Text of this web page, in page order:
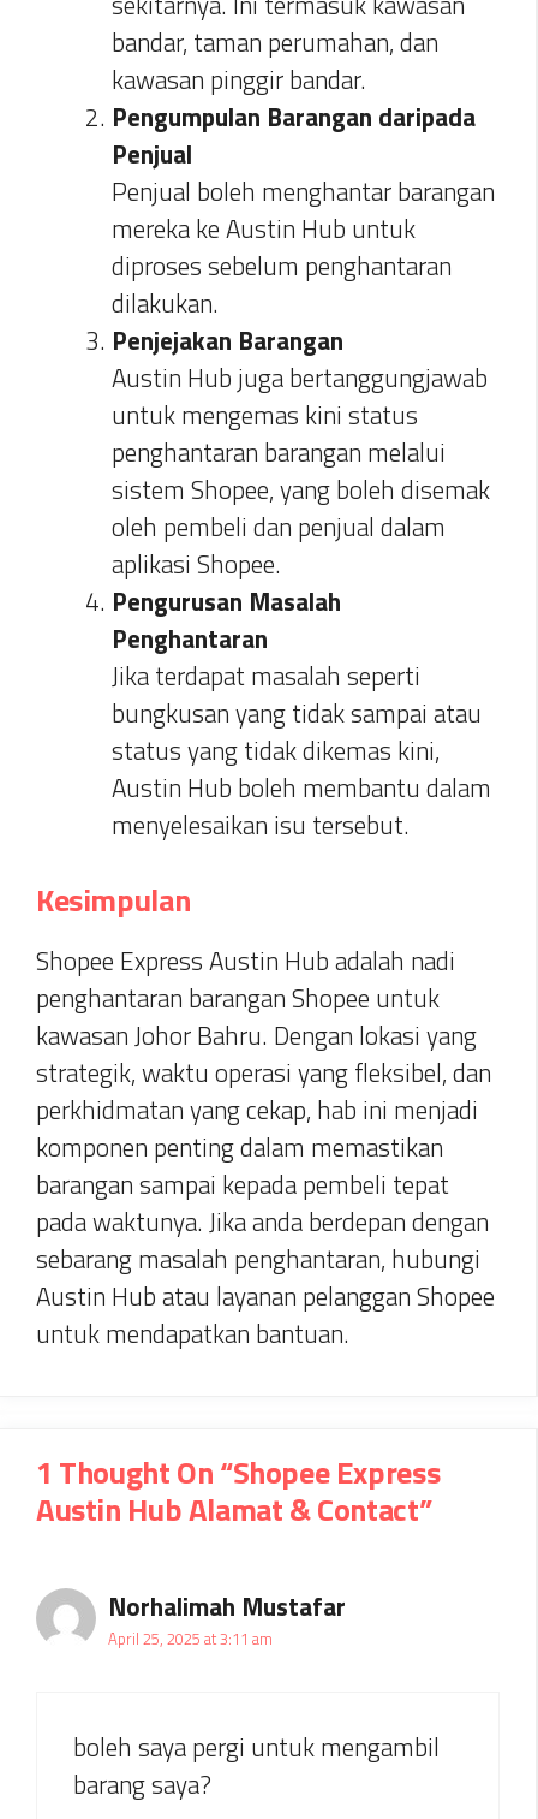
bandar, taman perumahan, dan
kawasan pinggir bandar.
Pengumpulan Barangan daripada
Penjual
Penjual boleh menghantar barangan
mereka ke Austin Hub untuk
diproses sebelum penghantaran
dilakukan.
Penjejakan Barangan
Austin Hub juga bertanggungjawab
untuk mengemas kini status
penghantaran barangan melalui
sistem Shopee, yang boleh disemak
oleh pembeli dan penjual dalam
aplikasi Shopee.
Pengurusan Masalah
Penghantaran
Jika terdapat masalah seperti
bungkusan yang tidak sampai atau
status yang tidak dikemas kini,
Austin Hub boleh membantu dalam
menyelesaikan isu tersebut.
Kesimpulan
Shopee Express Austin Hub adalah nadi
penghantaran barangan Shopee untuk
kawasan Johor Bahru. Dengan lokasi yang
strategik, waktu operasi yang fleksibel, dan
perkhidmatan yang cekap, hab ini menjadi
komponen penting dalam memastikan
barangan sampai kepada pembeli tepat
pada waktunya. Jika anda berdepan dengan
sebarang masalah penghantaran, hubungi
Austin Hub atau layanan pelanggan Shopee
untuk mendapatkan bantuan.
1 Thought On “Shopee Express
Austin Hub Alamat & Contact”
Norhalimah Mustafar
April 25, 2025 at 3:11 am
boleh saya pergi untuk mengambil
barang saya?